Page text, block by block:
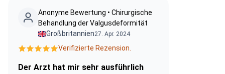
Anonyme Bewertung • Chirurgische
Behandlung der Valgusdeformität
Großbritannien27. Apr. 2024
Verifizierte Rezension.
Der Arzt hat mir sehr ausführlich